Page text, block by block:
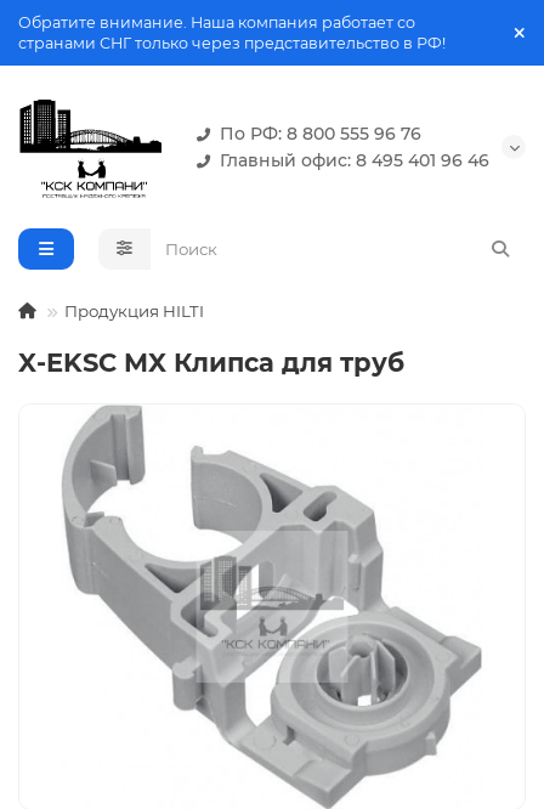
Обратите внимание. Наша компания работает со
странами СНГ только через представительство в РФ!
По РФ: 8 800 555 96 76
Главный офис: 8 495 401 96 46
Продукция HILTI
X-EKSC MX Клипса для труб